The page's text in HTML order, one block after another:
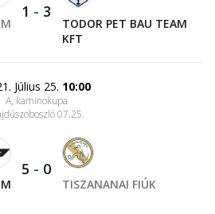
1 - 3
TODOR PET BAU TEAM
KFT
Július 25. 10:00
A, kaminokupa
07.25.
5 - 0
TISZANANAI FIÚK